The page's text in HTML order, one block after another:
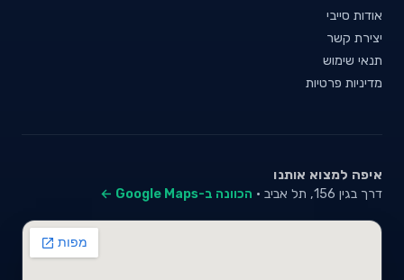
אודות סייבי
יצירת קשר
תנאי שימוש
מדיניות פרטיות
איפה למצוא אותנו
דרך בגין 156, תל אביב · הכוונה ב-Google Maps ←